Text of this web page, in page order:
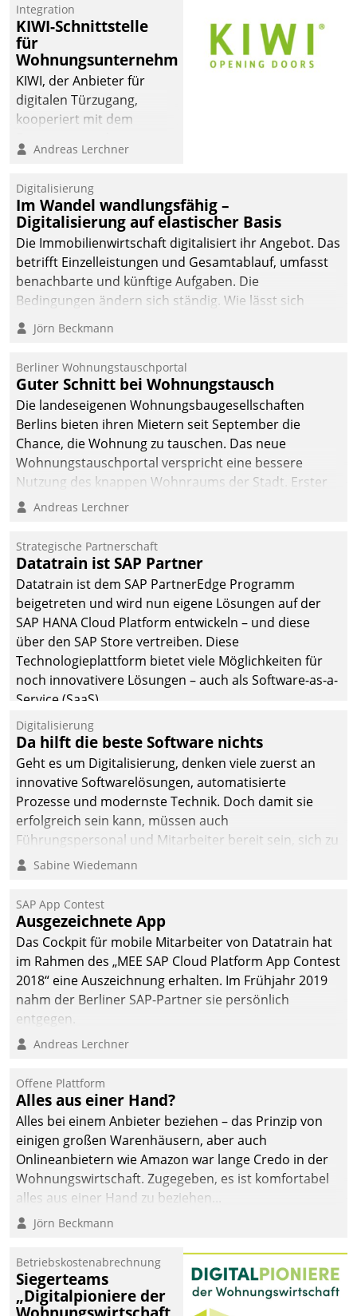
Integration
KIWI-Schnittstelle
für
Wohnungsunternehmen
KIWI, der Anbieter für
digitalen Türzugang,
kooperiert mit dem
Softwareentwicklungshaus
Andreas Lerchner
Digitalisierung
Im Wandel wandlungsfähig –
Digitalisierung auf elastischer Basis
Die Immobilienwirtschaft digitalisiert ihr Angebot. Das
betrifft Einzelleistungen und Gesamtablauf, umfasst
benachbarte und künftige Aufgaben. Die
Bedingungen ändern sich ständig. Wie lässt sich
technisch die Kontrolle wahren und zugleich Freiraum
fürs Wachsen öffnen?
Jörn Beckmann
Berliner Wohnungstauschportal
Guter Schnitt bei Wohnungstausch
Die landeseigenen Wohnungsbaugesellschaften
Berlins bieten ihren Mietern seit September die
Chance, die Wohnung zu tauschen. Das neue
Wohnungstauschportal verspricht eine bessere
Nutzung des knappen Wohnraums der Stadt. Erster
Anwendungsfall für Datatrains Lösung API-Hub mit
Unternehmen.
Andreas Lerchner
Strategische Partnerschaft
Datatrain ist SAP Partner
Datatrain ist dem SAP PartnerEdge Programm
beigetreten und wird nun eigene Lösungen auf der
SAP HANA Cloud Platform entwickeln – und diese
über den SAP Store vertreiben. Diese
Technologieplattform bietet viele Möglichkeiten für
noch innovativere Lösungen – auch als Software-as-a-
Service (SaaS).
Digitalisierung
Da hilft die beste Software nichts
Geht es um Digitalisierung, denken viele zuerst an
innovative Softwarelösungen, automatisierte
Prozesse und modernste Technik. Doch damit sie
erfolgreich sein kann, müssen auch
Führungspersonal und Mitarbeiter bereit sein, sich zu
verändern und anzupassen, sonst werden sie an ihr
Sabine Wiedemann
SAP App Contest
Ausgezeichnete App
Das Cockpit für mobile Mitarbeiter von Datatrain hat
im Rahmen des „MEE SAP Cloud Platform App Contest
2018“ eine Auszeichnung erhalten. Im Frühjahr 2019
nahm der Berliner SAP-Partner sie persönlich
entgegen.
Andreas Lerchner
Offene Plattform
Alles aus einer Hand?
Alles bei einem Anbieter beziehen – das Prinzip von
einigen großen Warenhäusern, aber auch
Onlineanbietern wie Amazon war lange Credo in der
Wohnungswirtschaft. Zugegeben, es ist komfortabel
alles aus einer Hand zu beziehen...
Jörn Beckmann
Betriebskostenabrechnung
Siegerteams
„Digitalpioniere der